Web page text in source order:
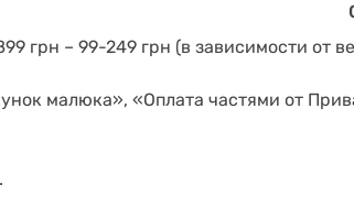
грн – 99-249 грн (в зависимости от
малюка», «Оплата частями от